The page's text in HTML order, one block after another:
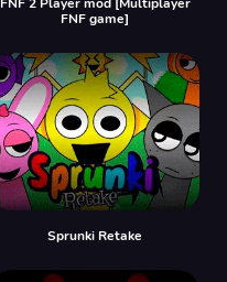
FNF game]
Sprunki Retake